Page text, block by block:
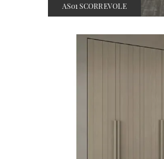
AS01 SCORREVOLE